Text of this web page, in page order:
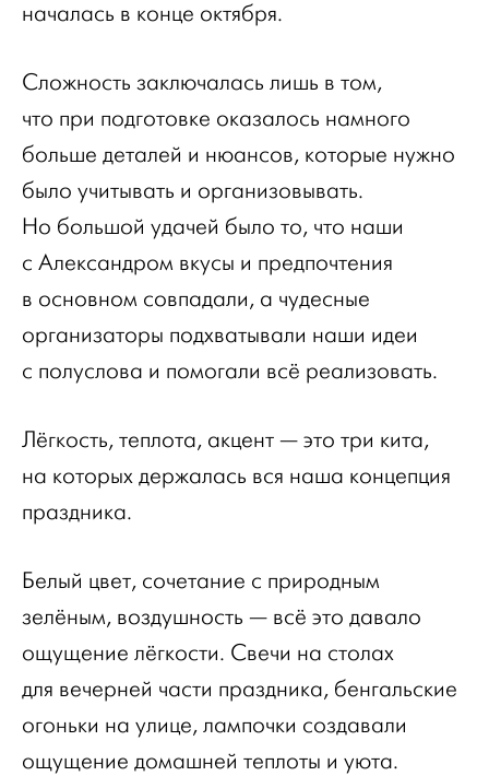
началась в конце октября.
Сложность заключалась лишь в том,
что при подготовке оказалось намного
больше деталей и нюансов, которые нужно
было учитывать и организовывать.
Но большой удачей было то, что наши
с Александром вкусы и предпочтения
в основном совпадали, а чудесные
организаторы подхватывали наши идеи
с полуслова и помогали всё реализовать.
Лёгкость, теплота, акцент — это три кита,
на которых держалась вся наша концепция
праздника.
Белый цвет, сочетание с природным
зелёным, воздушность — всё это давало
ощущение лёгкости. Свечи на столах
для вечерней части праздника, бенгальские
огоньки на улице, лампочки создавали
ощущение домашней теплоты и уюта.